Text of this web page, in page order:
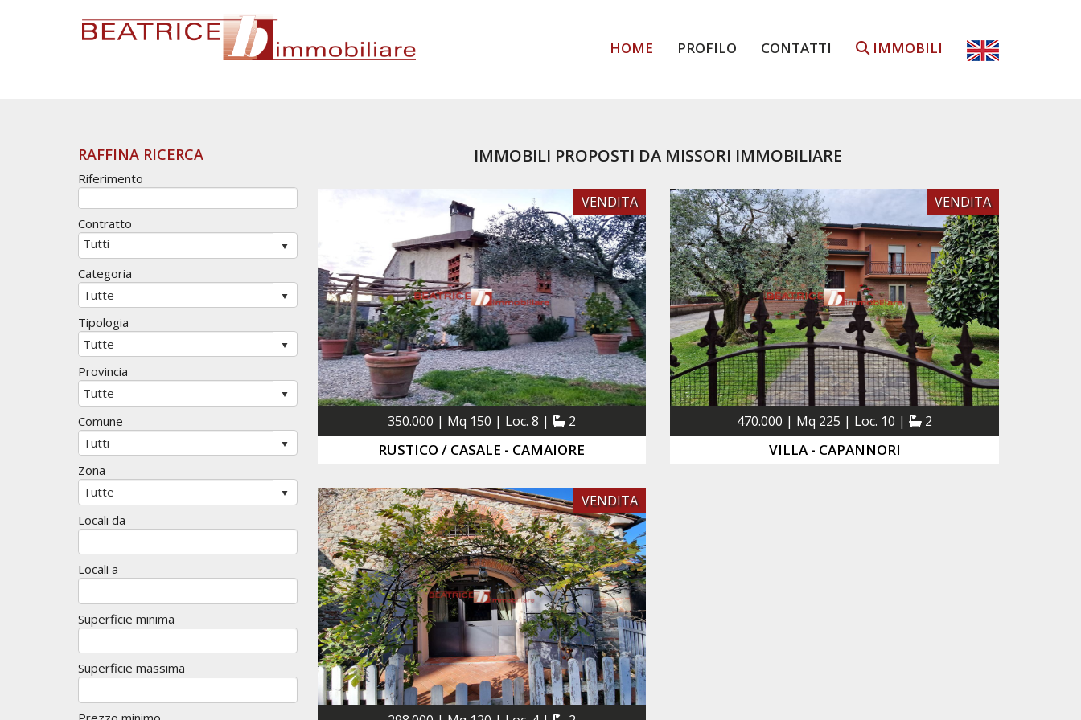
HOME PROFILO CONTATTI IMMOBILI
IMMOBILI PROPOSTI DA MISSORI IMMOBILIARE
VENDITA
350.000 | Mq 150 | Loc. 8 | 2
RUSTICO / CASALE - CAMAIORE
VENDITA
470.000 | Mq 225 | Loc. 10 | 2
VILLA - CAPANNORI
VENDITA
RAFFINA RICERCA
Riferimento
Contratto
Categoria
Tipologia
Provincia
Comune
Zona
Locali da
Locali a
Superficie minima
Superficie massima